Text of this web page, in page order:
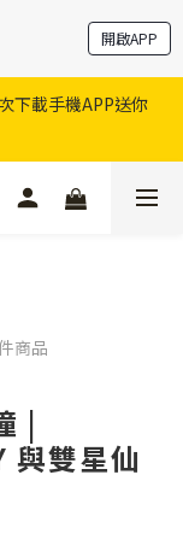
開啟APP
下載手機APP送你
商品
|
與雙星仙